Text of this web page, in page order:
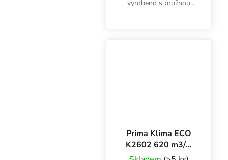
vyrobeno s pružnou
Prima Klima ECO
K2602 620 m3/h,
150 mm, pachový